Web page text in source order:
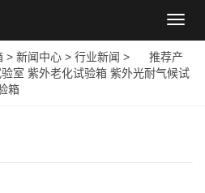
导
菜
单
> 新闻中心 > 行业新闻 > 推荐产
室 紫外老化试验箱 紫外光耐气候试
箱